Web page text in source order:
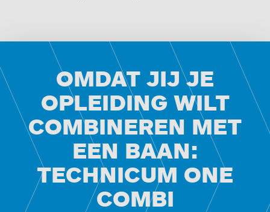
OMDAT JIJ JE
OPLEIDING WILT
COMBINEREN MET
EEN BAAN:
TECHNICUM ONE
COMBI